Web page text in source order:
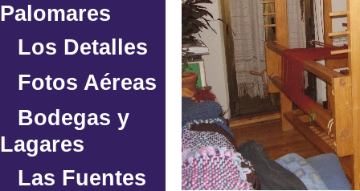
Palomares
Los Detalles
Fotos Aéreas
Bodegas y
Lagares
Las Fuentes